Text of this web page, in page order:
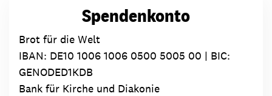
Spendenkonto
Brot für die Welt
IBAN: DE10 1006 1006 0500 5005 00 | BIC:
GENODED1KDB
Bank für Kirche und Diakonie